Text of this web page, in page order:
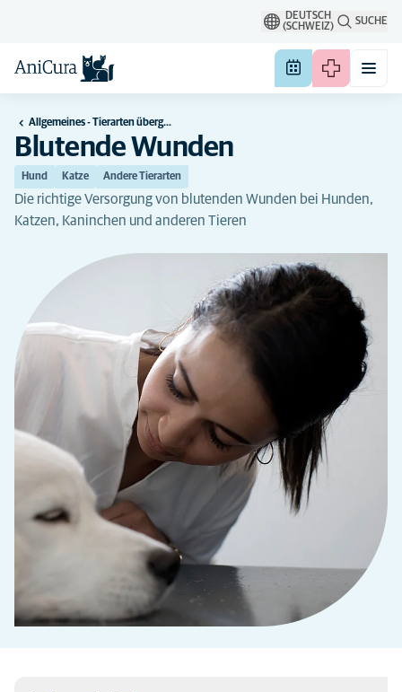
DEUTSCH
(SCHWEIZ)
SUCHE
Allgemeines - Tierarten übergreifend
Blutende Wunden
Hund Katze Andere Tierarten
Die richtige Versorgung von blutenden Wunden bei Hunden,
Katzen, Kaninchen und anderen Tieren